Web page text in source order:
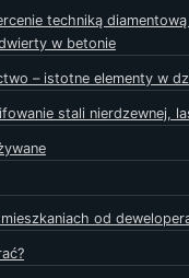
techniką
w betonie
– istotne elementy w
stali nierdzewnej,
od